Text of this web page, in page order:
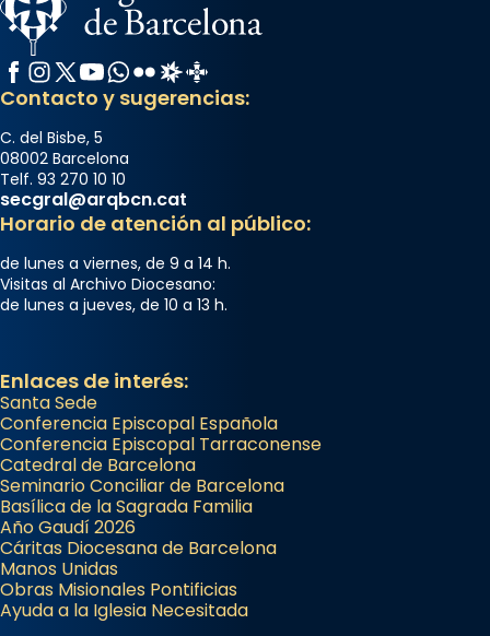
Facebook
Instagram
X / Twitter
YouTube
WhatsApp
FlickrRadio Estel
Catalunya Cristiana
Contacto y sugerencias:
C. del Bisbe, 5
08002 Barcelona
Telf. 93 270 10 10
secgral@arqbcn.cat
Horario de atención al público:
de lunes a viernes, de 9 a 14 h.
Visitas al Archivo Diocesano:
de lunes a jueves, de 10 a 13 h.
Enlaces de interés:
Santa Sede
Conferencia Episcopal Española
Conferencia Episcopal Tarraconense
Catedral de Barcelona
Seminario Conciliar de Barcelona
Basílica de la Sagrada Familia
Año Gaudí 2026
Cáritas Diocesana de Barcelona
Manos Unidas
Obras Misionales Pontificias
Ayuda a la Iglesia Necesitada